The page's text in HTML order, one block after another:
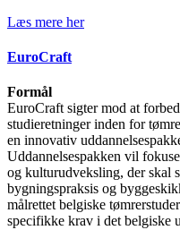
Læs mere her
EuroCraft
Formål
EuroCraft sigter mod at
studieretninger inden for
en innovativ
Uddannelsespakken vil
og kulturudveksling, der skal
bygningspraksis og
målrettet belgiske
specifikke krav i det belgiske